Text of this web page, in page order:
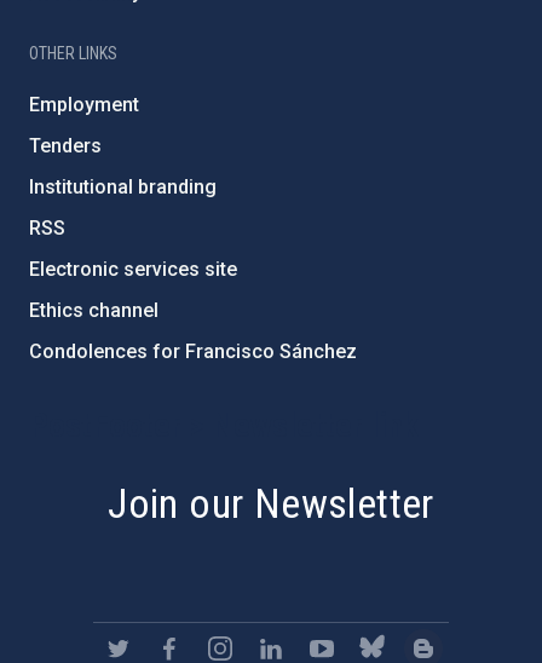
OTHER LINKS
Employment
Tenders
Institutional branding
RSS
Electronic services site
Ethics channel
Condolences for Francisco Sánchez
Join our Newsletter